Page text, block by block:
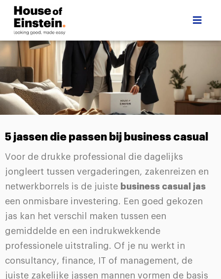
5 jassen die passen bij business casual
Voor de drukke professional die dagelijks
jongleert tussen vergaderingen, zakenreizen en
netwerkborrels is de juiste business casual jas
een onmisbare investering. Een goed gekozen
jas kan het verschil maken tussen een
gemiddelde en een indrukwekkende
professionele uitstraling. Of je nu werkt in
consultancy, finance, IT of management, de
juiste zakelijke jassen mannen vormen de basis